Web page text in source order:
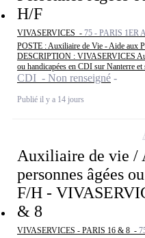
H/F
VIVASERVICES - 75 - PARIS 1ER
POSTE : Auxiliaire de Vie - Aide aux
DESCRIPTION : VIVASERVICES
ou handicapées en CDI sur Nanterre et
CDI - Non renseigné
Publié il y a 14 jours
Auxiliaire de vie /
personnes âgées
F/H -
& 8
VIVASERVICES - PARIS 16 & 8 -